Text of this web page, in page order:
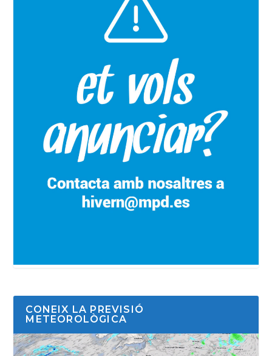
CONEIX LA PREVISIÓ
METEOROLÒGICA